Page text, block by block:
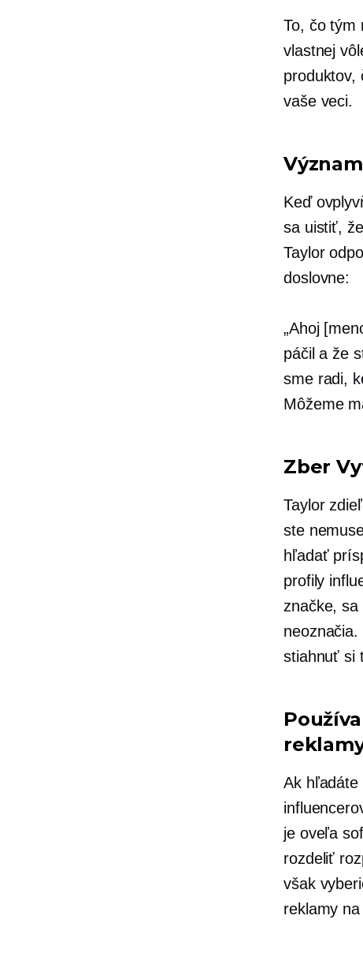
To, čo tým
vlastnej
produktov,
vaše veci.
Keď
sa uistiť,
Taylor
doslovne:
„Ahoj
páčil a že
sme radi,
Môžeme
Zber
Taylor
ste
hľadať
profily
značke,
stiahnuť si
Ak hľadáte
je oveľa
rozdeliť
však
reklamy